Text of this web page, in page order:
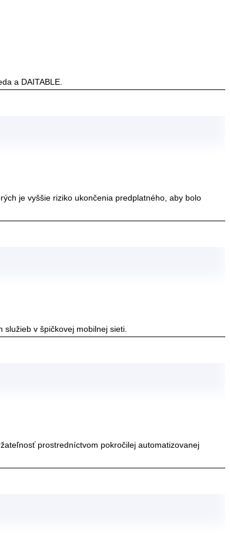
a DAITABLE.
je vyššie riziko ukončenia predplatného, aby bolo
v špičkovej mobilnej sieti.
prostredníctvom pokročilej automatizovanej